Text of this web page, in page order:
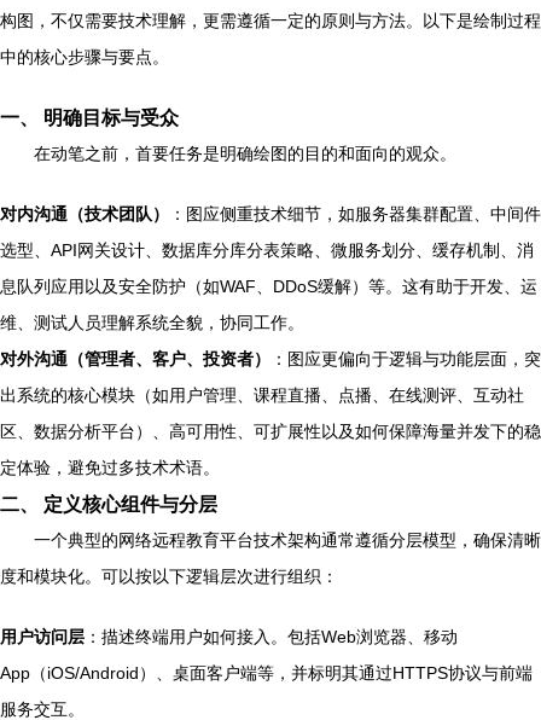
构图，不仅需要技术理解，更需遵循一定的原则与方法。以下是绘制过程
中的核心步骤与要点。
一、 明确目标与受众
在动笔之前，首要任务是明确绘图的目的和面向的观众。
对内沟通（技术团队）
：图应侧重技术细节，如服务器集群配置、中间件
选型、API网关设计、数据库分库分表策略、微服务划分、缓存机制、消
息队列应用以及安全防护（如WAF、DDoS缓解）等。这有助于开发、运
维、测试人员理解系统全貌，协同工作。
对外沟通（管理者、客户、投资者）
：图应更偏向于逻辑与功能层面，突
出系统的核心模块（如用户管理、课程直播、点播、在线测评、互动社
区、数据分析平台）、高可用性、可扩展性以及如何保障海量并发下的稳
定体验，避免过多技术术语。
二、 定义核心组件与分层
一个典型的网络远程教育平台技术架构通常遵循分层模型，确保清晰
度和模块化。可以按以下逻辑层次进行组织：
用户访问层 ：描述终端用户如何接入。包括Web浏览器、移动
App（iOS/Android）、桌面客户端等，并标明其通过HTTPS协议与前端
服务交互。